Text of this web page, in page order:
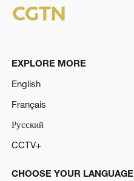
EXPLORE MORE
English
Français
Русский
CCTV+
CHOOSE YOUR LANGUAGE